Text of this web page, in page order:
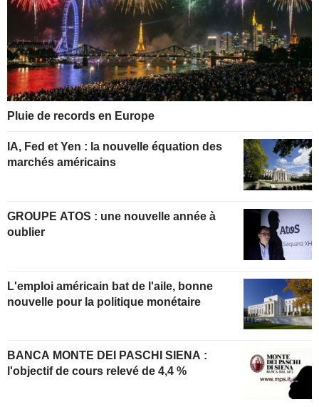
Pluie de records en Europe
IA, Fed et Yen : la nouvelle équation des
marchés américains
GROUPE ATOS : une nouvelle année à
oublier
L'emploi américain bat de l'aile, bonne
nouvelle pour la politique monétaire
BANCA MONTE DEI PASCHI SIENA :
l'objectif de cours relevé de 4,4 %